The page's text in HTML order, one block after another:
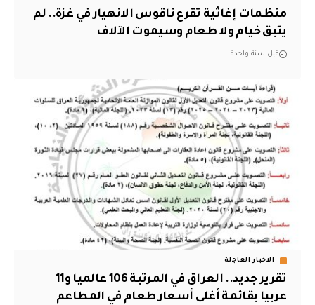
منظمات إغاثية تقرع ناقوس الانهيار في غزة.. لم
يتبق خيام ولا طعام وسيموت الآلاف
قبل سنة واحدة
الاخبار العاجلة
تقرير جديد.. العراق في المرتبة 106 عالميا و11
عربيا بقائمة أغلى أسعار طعام في المطاعم